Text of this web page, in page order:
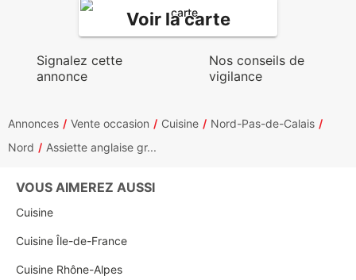
Voir la carte
Signalez cette
annonce
Nos conseils de
vigilance
Annonces Vente occasion Cuisine
Nord-Pas-de-Calais
Nord
Assiette anglaise gr...
VOUS AIMEREZ AUSSI
Cuisine
Cuisine Île-de-France
Cuisine Rhône-Alpes